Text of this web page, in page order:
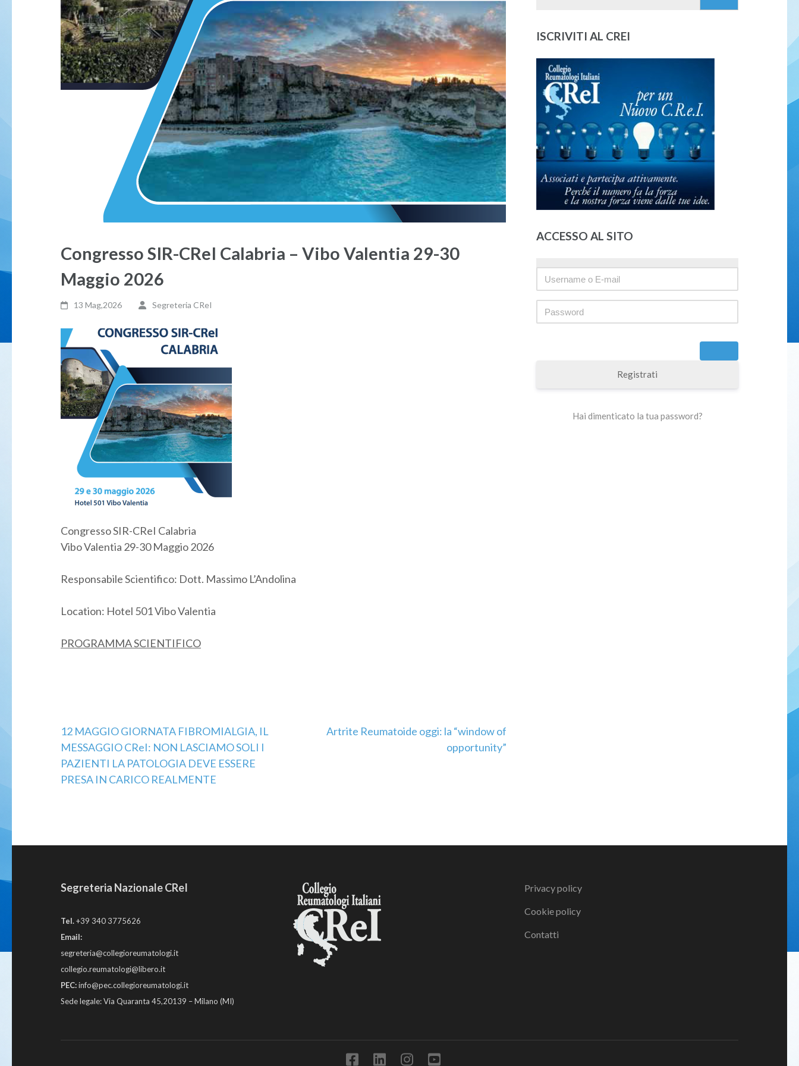
Congresso SIR-CReI Calabria – Vibo Valentia 29-30
Maggio 2026
13 Mag,2026 Segreteria CReI
Congresso SIR-CReI Calabria
Vibo Valentia 29-30 Maggio 2026
Responsabile Scientifico: Dott. Massimo L’Andolina
Location: Hotel 501 Vibo Valentia
PROGRAMMA SCIENTIFICO
Navigazione
articoli
12 MAGGIO GIORNATA FIBROMIALGIA, IL
MESSAGGIO CReI: NON LASCIAMO SOLI I
PAZIENTI LA PATOLOGIA DEVE ESSERE
PRESA IN CARICO REALMENTE
Artrite Reumatoide oggi: la “window of
opportunity”
ISCRIVITI AL CREI
ACCESSO AL SITO
Registrati
Hai dimenticato la tua password?
Segreteria Nazionale CReI
Tel.+39 340 3775626
Email:
segreteria@collegioreumatologi.it
collegio.reumatologi@libero.it
PEC:info@pec.collegioreumatologi.it
Sede legale: Via Quaranta 45,20139 – Milano (MI)
Privacy policy
Cookie policy
Contatti